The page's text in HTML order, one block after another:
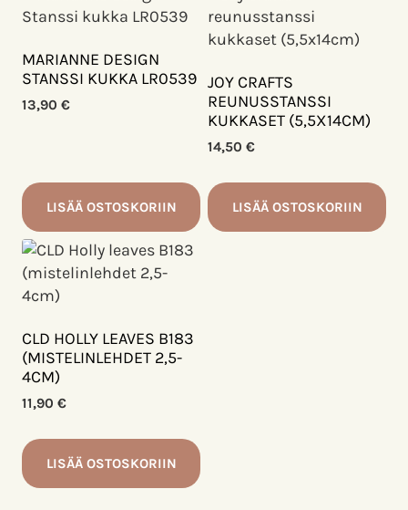
MARIANNE DESIGN
STANSSI KUKKA LR0539
13,90 €
LISÄÄ OSTOSKORIIN
JOY CRAFTS
REUNUSSTANSSI
KUKKASET (5,5X14CM)
14,50 €
LISÄÄ OSTOSKORIIN
CLD HOLLY LEAVES B183
(MISTELINLEHDET 2,5-
4CM)
11,90 €
LISÄÄ OSTOSKORIIN